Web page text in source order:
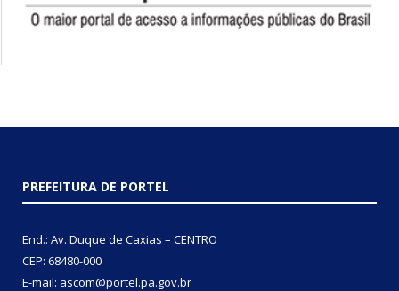
PREFEITURA DE PORTEL
End.: Av. Duque de Caxias – CENTRO
CEP: 68480-000
E-mail: ascom@portel.pa.gov.br